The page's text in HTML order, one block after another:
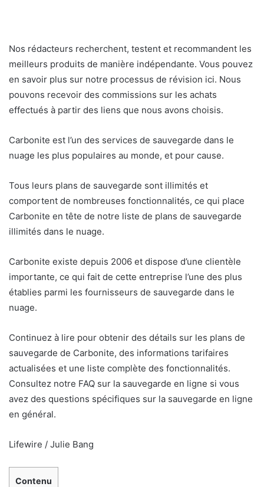
Nos rédacteurs recherchent, testent et recommandent les
meilleurs produits de manière indépendante. Vous pouvez
en savoir plus sur notre processus de révision ici. Nous
pouvons recevoir des commissions sur les achats
effectués à partir des liens que nous avons choisis.
Carbonite est l’un des services de sauvegarde dans le
nuage les plus populaires au monde, et pour cause.
Tous leurs plans de sauvegarde sont illimités et
comportent de nombreuses fonctionnalités, ce qui place
Carbonite en tête de notre liste de plans de sauvegarde
illimités dans le nuage.
Carbonite existe depuis 2006 et dispose d’une clientèle
importante, ce qui fait de cette entreprise l’une des plus
établies parmi les fournisseurs de sauvegarde dans le
nuage.
Continuez à lire pour obtenir des détails sur les plans de
sauvegarde de Carbonite, des informations tarifaires
actualisées et une liste complète des fonctionnalités.
Consultez notre FAQ sur la sauvegarde en ligne si vous
avez des questions spécifiques sur la sauvegarde en ligne
en général.
Lifewire / Julie Bang
Contenu